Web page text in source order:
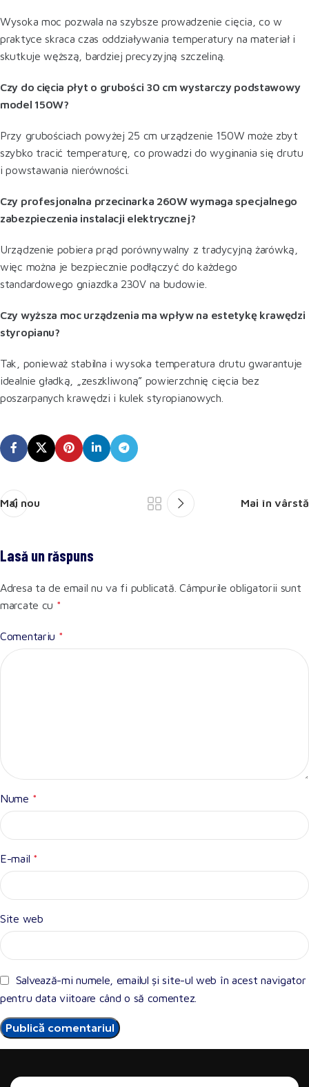
Wysoka moc pozwala na szybsze prowadzenie cięcia, co w
praktyce skraca czas oddziaływania temperatury na materiał i
skutkuje węższą, bardziej precyzyjną szczeliną.
Czy do cięcia płyt o grubości 30 cm wystarczy podstawowy
model 150W?
Przy grubościach powyżej 25 cm urządzenie 150W może zbyt
szybko tracić temperaturę, co prowadzi do wyginania się drutu
i powstawania nierówności.
Czy profesjonalna przecinarka 260W wymaga specjalnego
zabezpieczenia instalacji elektrycznej?
Urządzenie pobiera prąd porównywalny z tradycyjną żarówką,
więc można je bezpiecznie podłączyć do każdego
standardowego gniazdka 230V na budowie.
Czy wyższa moc urządzenia ma wpływ na estetykę krawędzi
styropianu?
Tak, ponieważ stabilna i wysoka temperatura drutu gwarantuje
idealnie gładką, „zeszkliwoną” powierzchnię cięcia bez
poszarpanych krawędzi i kulek styropianowych.
Mai nou Mai în vârstă
Lasă un răspuns
Adresa ta de email nu va fi publicată. Câmpurile obligatorii sunt
marcate cu *
Comentariu *
Nume *
E-mail *
Site web
Salvează-mi numele, emailul și site-ul web în acest navigator
pentru data viitoare când o să comentez.